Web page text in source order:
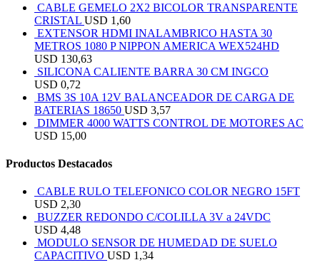
CABLE GEMELO 2X2 BICOLOR TRANSPARENTE
CRISTAL USD 1,60
EXTENSOR HDMI INALAMBRICO HASTA 30
METROS 1080 P NIPPON AMERICA WEX524HD
USD 130,63
SILICONA CALIENTE BARRA 30 CM INGCO
USD 0,72
BMS 3S 10A 12V BALANCEADOR DE CARGA DE
BATERIAS 18650 USD 3,57
DIMMER 4000 WATTS CONTROL DE MOTORES AC
USD 15,00
Productos Destacados
CABLE RULO TELEFONICO COLOR NEGRO 15FT
USD 2,30
BUZZER REDONDO C/COLILLA 3V a 24VDC
USD 4,48
MODULO SENSOR DE HUMEDAD DE SUELO
CAPACITIVO USD 1,34